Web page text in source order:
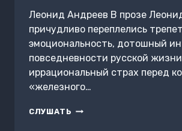
Леонид Андреев В прозе
причудливо переплелись
эмоциональность, дотошный
повседневности русской
иррациональный страх перед
«железного…
СЛУШАТЬ ИВАН